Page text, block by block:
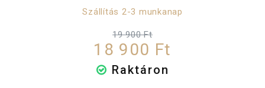
Szállítás 2-3 munkanap
19 900 Ft
18 900 Ft
Raktáron